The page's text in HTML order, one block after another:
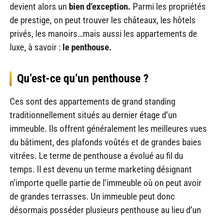
devient alors un bien d’exception. Parmi les propriétés
de prestige, on peut trouver les châteaux, les hôtels
privés, les manoirs…mais aussi les appartements de
luxe, à savoir : le penthouse.
Qu’est-ce qu’un penthouse ?
Ces sont des appartements de grand standing
traditionnellement situés au dernier étage d’un
immeuble. Ils offrent généralement les meilleures vues
du bâtiment, des plafonds voûtés et de grandes baies
vitrées. Le terme de penthouse a évolué au fil du
temps. Il est devenu un terme marketing désignant
n’importe quelle partie de l’immeuble où on peut avoir
de grandes terrasses. Un immeuble peut donc
désormais posséder plusieurs penthouse au lieu d’un